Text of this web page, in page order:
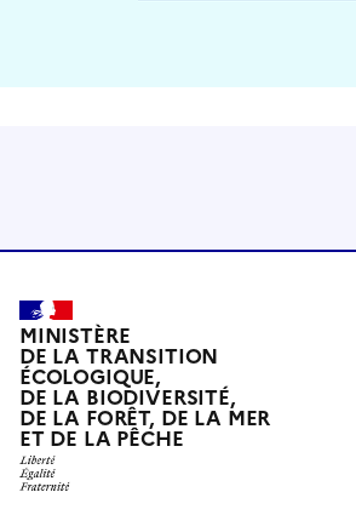
MINISTÈRE
DE LA TRANSITION
ÉCOLOGIQUE,
DE LA BIODIVERSITÉ,
DE LA FORÊT, DE LA MER
ET DE LA PÊCHE